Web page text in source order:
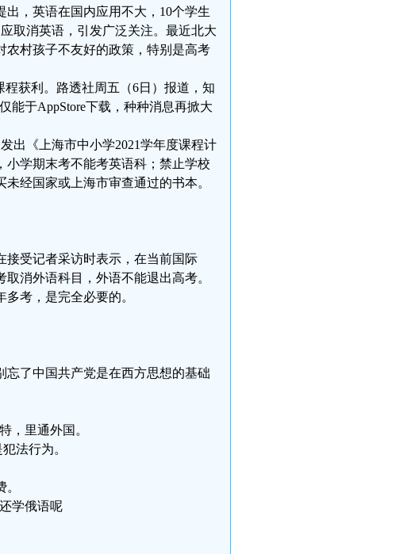
出，英语在国内应用不大，10个学生
取消英语，引发广泛关注。最近北大
村孩子不友好的政策，特别是高考
获利。路透社周五（6日）报道，知
能于AppStore下载，种种消息再掀大
出《上海市中小学2021学年度课程计
小学期末考不能考英语科；禁止学校
经国家或上海市审查通过的书本。
接受记者采访时表示，在当前国际
消外语科目，外语不能退出高考。
考，是完全必要的。
了中国共产党是在西方思想的基础
，里通外国。
法行为。
学俄语呢